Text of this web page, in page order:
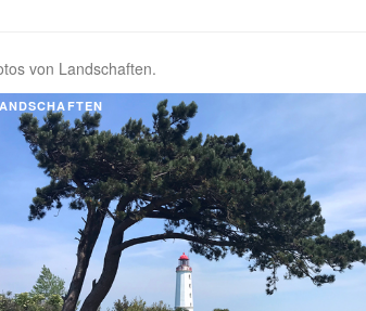
von Landschaften.